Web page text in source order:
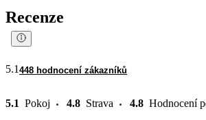
Recenze
5.1 448 hodnocení zákazníků
5.1 Pokoj 4.8 Strava 4.8 Hodnocení